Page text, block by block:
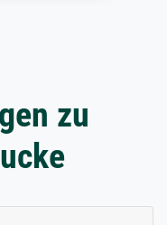
zu